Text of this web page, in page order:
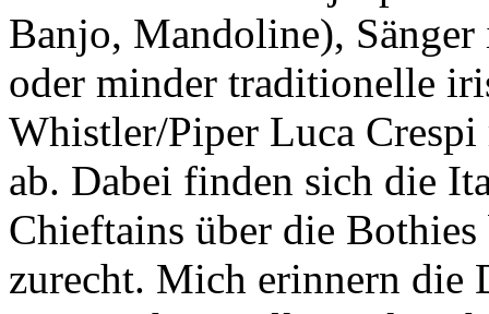
Banjo, Mandoline),
oder minder traditionelle
Whistler/Piper Luca Crespi
ab. Dabei finden sich die
Chieftains über die
zurecht. Mich erinnern die